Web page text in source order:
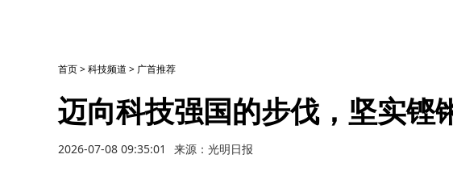
首页>科技频道 > 广首推荐
迈向科技强国的步伐，坚实铿
2026-07-08 09:35:01 来源：光明日报